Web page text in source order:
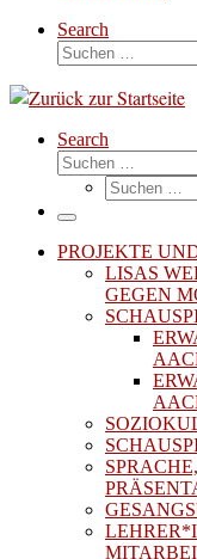
Search
Suche
Search
Suche
Suche
Menü
PROJEKTE
LISAS
GEGEN